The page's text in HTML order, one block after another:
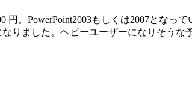
。PowerPoint2003もしくは2007となって
りました。ヘビーユーザーになりそう